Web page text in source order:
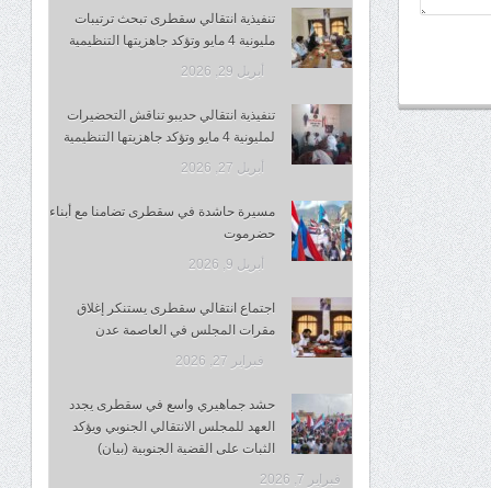
تنفيذية انتقالي سقطرى تبحث ترتيبات
مليونية 4 مايو وتؤكد جاهزيتها التنظيمية
أبريل 29, 2026
تنفيذية انتقالي حديبو تناقش التحضيرات
لمليونية 4 مايو وتؤكد جاهزيتها التنظيمية
أبريل 27, 2026
مسيرة حاشدة في سقطرى تضامنا مع أبناء
حضرموت
أبريل 9, 2026
اجتماع انتقالي سقطرى يستنكر إغلاق
مقرات المجلس في العاصمة عدن
فبراير 27, 2026
حشد جماهيري واسع في سقطرى يجدد
العهد للمجلس الانتقالي الجنوبي ويؤكد
الثبات على القضية الجنوبية (بيان)
فبراير 7, 2026